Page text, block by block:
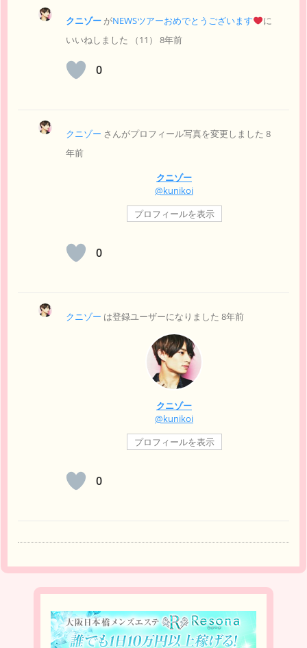
クニゾー がNEWSツアーおめでとうございます
に
いいねしました （11 ） 8年前
0
クニゾー さんがプロフィール写真を変更しました 8
年前
クニゾー
@kunikoi
プロフィールを表示
0
クニゾー は登録ユーザーになりました 8年前
クニゾー
@kunikoi
プロフィールを表示
0